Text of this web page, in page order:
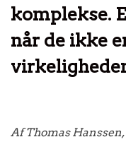
komplekse.
når de ikke
Af Thomas